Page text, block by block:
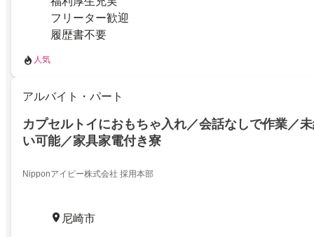
フリーター歓迎
履歴書不要
人気
アルバイト・パート
カプセルトイにおもちゃ入れ／会話なしで作業／
い可能／家具家電付き寮
Nipponアイピー株式会社 採用本部
尼崎市